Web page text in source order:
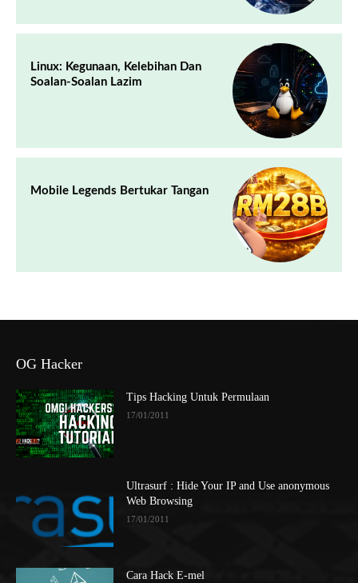
Linux: Kegunaan, Kelebihan Dan
Soalan-Soalan Lazim
Mobile Legends Bertukar Tangan
OG Hacker
Tips Hacking Untuk Permulaan
17/01/2011
Ultrasurf : Hide Your IP and Use anonymous
Web Browsing
17/01/2011
Cara Hack E-mel